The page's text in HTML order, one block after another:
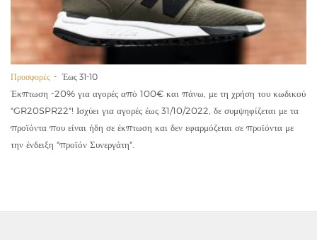
Προσφορές Έως 31-10
Έκπτωση -20% για αγορές από 100€ και πάνω, με τη χρήση του κωδικού
"GR20SPR22"! Ισχύει για αγορές έως 31/10/2022, δε συμψηφίζεται με τα
προϊόντα που είναι ήδη σε έκπτωση και δεν εφαρμόζεται σε προϊόντα με
την ένδειξη "προϊόν Συνεργάτη".